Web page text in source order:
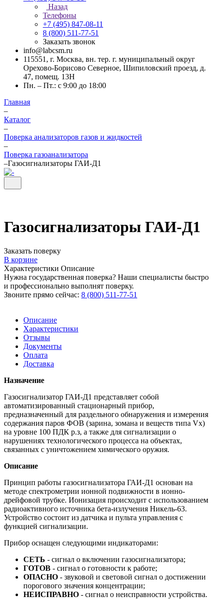
Назад
Телефоны
+7 (495) 847-08-11
8 (800) 511-77-51
Заказать звонок
info@labcsm.ru
115551, г. Москва, вн. тер. г. муниципальный округ
Орехово-Борисово Северное, Шипиловский проезд, д.
47, помещ. 13Н
Пн. – Пт.: с 9:00 до 18:00
Главная
–
Каталог
–
Поверка анализаторов газов и жидкостей
–
Поверка газоанализатора
–Газосигнализаторы ГАИ-Д1
Газосигнализаторы ГАИ-Д1
Заказать поверку
В корзине
Характеристики Описание
Нужна государственная поверка? Наши специалисты быстро
и профессионально выполнят поверку.
Звоните прямо сейчас: 8 (800) 511-77-51
Описание
Характеристики
Отзывы
Документы
Оплата
Доставка
Назначение
Газосигнализатор ГАИ-Д1 представляет собой
автоматизированный стационарный прибор,
предназначенный для раздельного обнаружения и измерения
содержания паров ФОВ (зарина, зомана и веществ типа Vx)
на уровне 100 ПДК р.з, а также для сигнализации о
нарушениях технологического процесса на объектах,
связанных с уничтожением химического оружия.
Описание
Принцип работы газосигнализатора ГАИ-Д1 основан на
методе спектрометрии ионной подвижности в ионно-
дрейфовой трубке. Ионизация происходит с использованием
радиоактивного источника бета-излучения Никель-63.
Устройство состоит из датчика и пульта управления с
функцией сигнализации.
Прибор оснащен следующими индикаторами:
СЕТЬ - сигнал о включении газосигнализатора;
ГОТОВ - сигнал о готовности к работе;
ОПАСНО - звуковой и световой сигнал о достижении
порогового значения концентрации;
НЕИСПРАВНО - сигнал о неисправности устройства.